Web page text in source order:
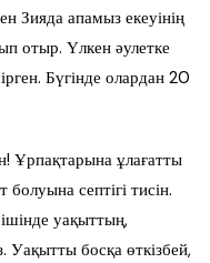
Зияда апамыз екеуінің
отыр. Үлкен әулетке
Бүгінде олардан 20
Ұрпақтарына ұлағатты
септігі тисін.
уақыттың,
Уақытты босқа өткізбей,